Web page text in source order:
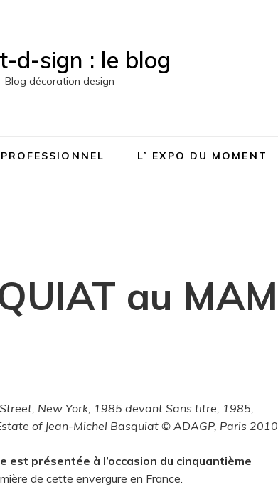
d-sign : le blog
Blog décoration design
L’ EXPO DU MOMENT
au MAM
New York, 1985 devant Sans titre, 1985,
of Jean-Michel Basquiat © ADAGP, Paris 2010
est présentée à l’occasion du cinquantième
de cette envergure en France.